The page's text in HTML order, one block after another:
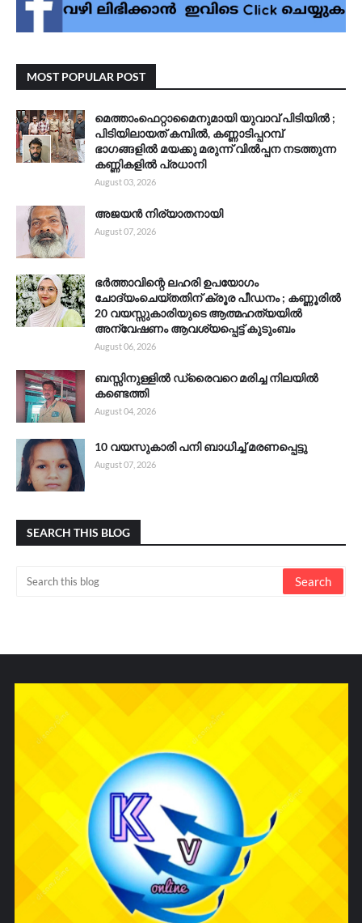
MOST POPULAR POST
മെത്താംഫെറ്റാമൈനുമായി യുവാവ് പിടിയിൽ ;
പിടിയിലായത് കമ്പിൽ, കണ്ണാടിപ്പറമ്പ്
ഭാഗങ്ങളിൽ മയക്കു മരുന്ന് വിൽപ്പന നടത്തുന്ന
കണ്ണികളിൽ പ്രധാനി
August 03, 2026
അജയൻ നിര്യാതനായി
August 07, 2026
ഭർത്താവിന്റെ ലഹരി ഉപയോഗം
ചോദ്യംചെയ്തതിന് ക്രൂര പീഡനം ; കണ്ണൂരിൽ
20 വയസ്സുകാരിയുടെ ആത്മഹത്യയിൽ
അന്വേഷണം ആവശ്യപ്പെട്ട് കുടുംബം
August 06, 2026
ബസ്സിനുള്ളിൽ ഡ്രൈവറെ മരിച്ച നിലയിൽ
കണ്ടെത്തി
August 04, 2026
10 വയസുകാരി പനി ബാധിച്ച് മരണപ്പെട്ടു
August 07, 2026
SEARCH THIS BLOG